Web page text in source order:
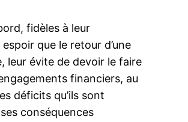
fidèles à leur
que le retour d’une
leur évite de devoir le faire
financiers, au
déficits qu’ils sont
conséquences